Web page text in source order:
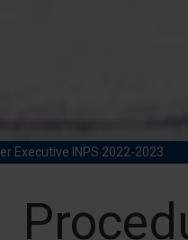
Executive INPS 2022-2023